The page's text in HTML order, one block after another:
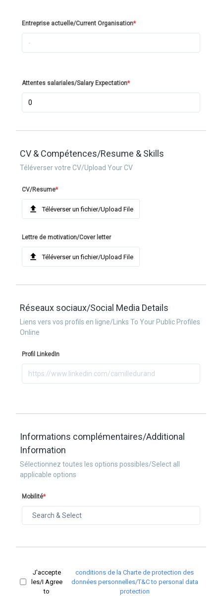
Entreprise actuelle/Current Organisation*
Attentes salariales/Salary Expectation*
CV & Compétences/Resume & Skills
Téléverser votre CV/Upload Your CV
CV/Resume*
Téléverser un fichier/Upload File
Lettre de motivation/Cover letter
Téléverser un fichier/Upload File
Réseaux sociaux/Social Media Details
Liens vers vos profils en ligne/Links To Your Public Profiles
Online
Profil LinkedIn
Informations complémentaires/Additional
Information
Sélectionnez toutes les options possibles/Select all
applicable options
Mobilité*
J'accepte
les/I Agree
to
conditions de la Charte de protection des
données personnelles/T&C to personal data
protection